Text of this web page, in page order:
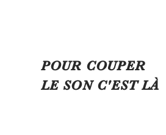
POUR COUPER
LE SON C'EST LÀ